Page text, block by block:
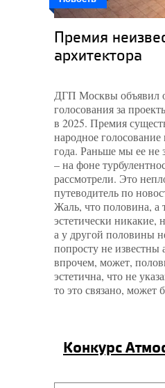
Премия
архитектора
ДГП Москвы объявил
голосования за
в 2025. Премия
народное голосование
года. Раньше мы ее не
– на фоне
рассмотрели. Это
путеводитель по
Жаль, что половина, а
эстетически никакие,
а у другой половины
попросту не известны
впрочем, может,
эстетична, что не
то это связано, может
конкурс